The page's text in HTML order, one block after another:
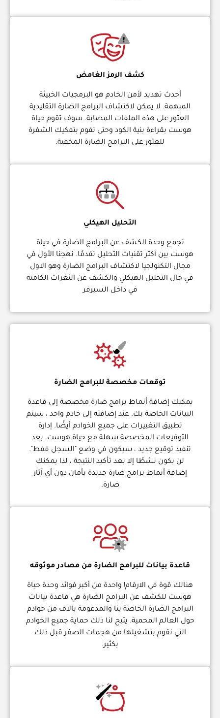
كشف الرمز الغامض
أحدث تهديد لأمن الخادم هو البرمجيات الخبيثة
المبهمة. لا يمكن لاكتشاف البرامج الضارة التقليدية
العثور على هذه الملفات المصابة. سوف تقوم حياة
هوست بقراءة بنية الكود وحتى تقوم بتفكيك الشفرة
للعثور على البرامج الضارة المخفية.
التحليل الهيكلي
تجمع وحدة الكشف عن البرامج الضارة في حياة
هوست بين أكثر تقنيات التحليل تقدمًا. نهجنا الأول في
مجال التكنولجيا لاكتشاف البرامج الضارة وهو الاول
في جال التحليل الهيكلي والكشف عن الثغرات الكامنه
في داخل السيرفر
توقعات مخصصة للبرامج الضارة
يمكنك إضافة أنماط برامج ضارة مخصصة إلى قاعدة
البيانات الخاصة بك. عند إضافته إلى خادم واحد ، سيتم
تطبيق التغييرات على جميع الخوادم أيضًا. إدارة
التوقيعات المخصصة سهلة مع حياة هوست. بعد
تنفيذ توقيع جديد ، سيكون في وضع "السجل فقط".
لن يكون نشطًا إلا بعد تأكيد النتيجة ، لذا يمكنك
إضافة أنماط برامج ضارة جديدة بأمان دون أي آثار
ضارة.
قاعدة بيانات للبرامج الضارة من مصادر موثوقه
هنالك قوة في الارقام! واحدة من أكبر فوائد وحدة حياة
هوست للكشف عن البرامج الضارة هي قاعدة بيانات
البرامج الضارة الخاصة بنا والمدعومة بآلاف من خوادم
حول العالم المحمية. يتيح لنا ذلك حماية جميع الخوادم
التي نقوم بتشغيلها من هجمات الصفر قبل ذلك
بكثير.